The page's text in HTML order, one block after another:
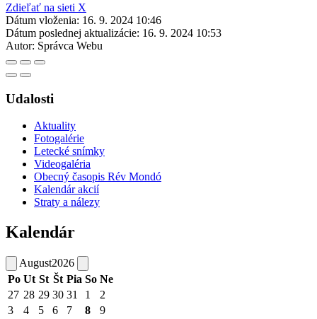
Zdieľať na sieti X
Dátum vloženia: 16. 9. 2024 10:46
Dátum poslednej aktualizácie: 16. 9. 2024 10:53
Autor: Správca Webu
Udalosti
Aktuality
Fotogalérie
Letecké snímky
Videogaléria
Obecný časopis Rév Mondó
Kalendár akcií
Straty a nálezy
Kalendár
August2026
Po Ut St Št Pia So Ne
27 28 29 30 31 1
2
3
4 5 6 7 8
9